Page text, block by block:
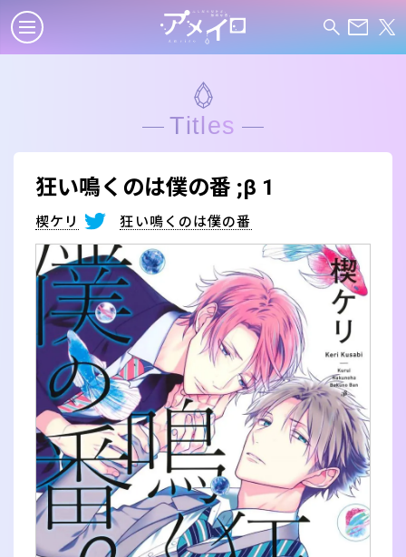
Titles
狂い鳴くのは僕の番 ;β 1
楔ケリ 狂い鳴くのは僕の番